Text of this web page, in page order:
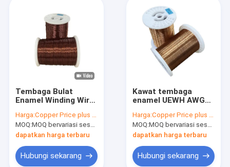
Tembaga Bulat
Enamel Winding Wire
Imide HAI 0.20mm-
2.00mm Tunggal
Harga:Copper Price plus Processing Fee plus Freight
MOQ:MOQ bervariasi sesuai dengan ukuran spesifikasi
dapatkan harga terbaru
Hubungi sekarang
Kawat tembaga
enamel UEWH AWG
180°C Untuk trafo
tahan suhu Cocok
Harga:Copper Price plus Processing Fee plus Freight
MOQ:MOQ bervariasi sesuai dengan ukuran spesifikasi
dapatkan harga terbaru
Hubungi sekarang